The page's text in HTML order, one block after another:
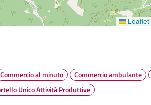
Leaflet
Commercio al minuto Commercio ambulante
Unico Attività Produttive